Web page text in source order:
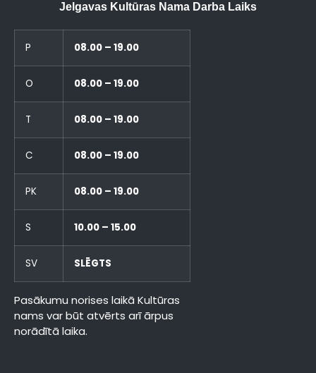
Jelgavas Kultūras Nama Darba Laiks
P 08.00 – 19.00
O 08.00 – 19.00
T 08.00 – 19.00
C 08.00 – 19.00
PK 08.00 – 19.00
S 10.00 – 15.00
SV SLĒGTS
Pasākumu norises laikā Kultūras
nams var būt atvērts arī ārpus
norādītā laika.